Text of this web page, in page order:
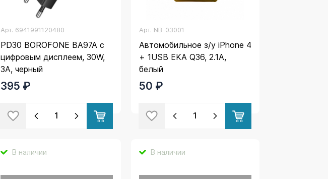
Арт. 6941991120480
PD30 BOROFONE BA97A с
цифровым дисплеем, 30W,
3A, черный
395 ₽
Арт. NB-03001
Автомобильное з/у iPhone 4
+ 1USB EKA Q36, 2.1A,
белый
50 ₽
В наличии В наличии